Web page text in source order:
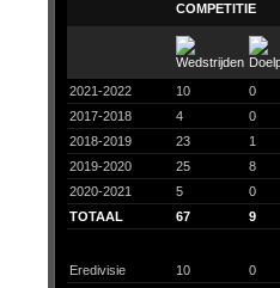
COMPETITIE
2021-2022 10 0
2017-2018
4 0
2018-2019
23 1
2019-2020
25 8
2020-2021
5 0
TOTAAL
67 9
Eredivisie 10 0